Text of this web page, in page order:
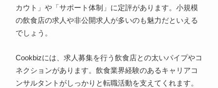
カウト」や「サポート体制」に定評があります。小規模
の飲食店の求人や非公開求人が多いのも魅力だといえる
でしょう。
Cookbizには、求人募集を行う飲食店との太いパイプやコ
ネクションがあります。飲食業界経験のあるキャリアコ
ンサルタントがしっかりと転職活動を支えてくれます。